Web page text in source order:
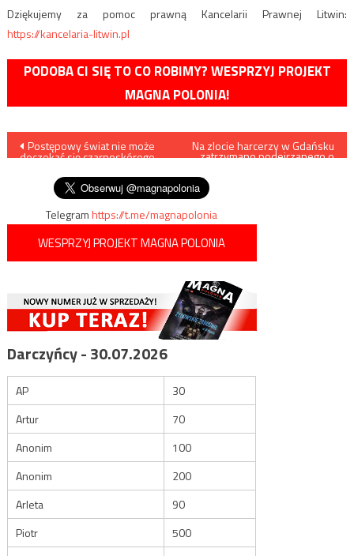
Dziękujemy za pomoc prawną Kancelarii Prawnej Litwin:
https://kancelaria-litwin.pl
PODOBA CI SIĘ TO CO ROBIMY? WESPRZYJ PROJEKT
MAGNA POLONIA!
Nawigacja
wpisu
Postępowy świat nie może
doczekać się czarnoskórego
Na zlocie harcerzy w Gdańsku
zatrzymano podejrzanego o
Telegramhttps://t.me/magnapolonia
WESPRZYJ PROJEKT MAGNA POLONIA
Darczyńcy - 30.07.2026
AP
30
Artur
70
Anonim
100
Anonim
200
Arleta
90
Piotr
500